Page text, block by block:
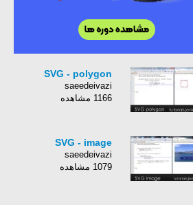
SVG - polygon
saeedeivazi
1166 مشاهده
SVG - image
saeedeivazi
1079 مشاهده